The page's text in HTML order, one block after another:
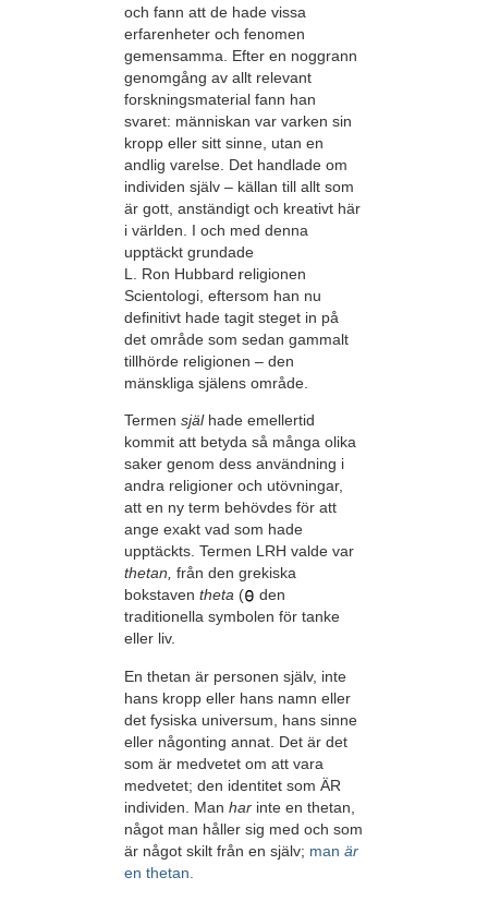
och fann att de hade vissa
erfarenheter och fenomen
gemensamma. Efter en noggrann
genomgång av allt relevant
forskningsmaterial fann han
svaret: människan var varken sin
kropp eller sitt sinne, utan en
andlig varelse. Det handlade om
individen själv – källan till allt som
är gott, anständigt och kreativt här
i världen. I och med denna
upptäckt grundade
L. Ron Hubbard religionen
Scientologi, eftersom han nu
definitivt hade tagit steget in på
det område som sedan gammalt
tillhörde religionen – den
mänskliga själens område.
Termen själhade emellertid
kommit att betyda så många olika
saker genom dess användning i
andra religioner och utövningar,
att en ny term behövdes för att
ange exakt vad som hade
upptäckts. Termen LRH valde var
thetan, från den grekiska
bokstaven theta (
den
traditionella symbolen för tanke
eller liv.
En thetan är personen själv, inte
hans kropp eller hans namn eller
det fysiska universum, hans sinne
eller någonting annat. Det är det
som är medvetet om att vara
medvetet; den identitet som ÄR
individen. Man har inte en thetan,
något man håller sig med och som
är något skilt från en själv; man är
en thetan.